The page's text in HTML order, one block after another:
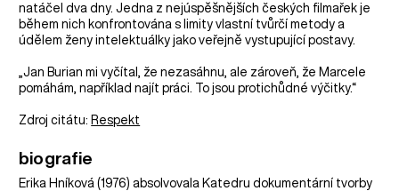
natáčel dva dny. Jedna z nejúspěšnějších českých filmařek je
během nich konfrontována s limity vlastní tvůrčí metody a
údělem ženy intelektuálky jako veřejně vystupující postavy.
„Jan Burian mi vyčítal, že nezasáhnu, ale zároveň, že Marcele
pomáhám, například najít práci. To jsou protichůdné výčitky.“
Zdroj citátu: Respekt
biografie
Erika Hníková (1976) absolvovala Katedru dokumentární tvorby